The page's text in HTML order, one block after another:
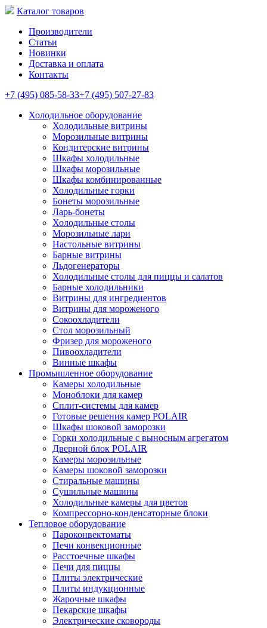
Каталог товаров
Производители
Статьи
Новинки
Доставка и оплата
Контакты
+7 (495) 085-58-33+7 (495) 507-27-83
Холодильное оборудование
Холодильные витрины
Морозильные витрины
Кондитерские витрины
Шкафы холодильные
Шкафы морозильные
Шкафы комбинированные
Холодильные горки
Бонеты морозильные
Ларь-бонеты
Холодильные столы
Морозильные лари
Настольные витрины
Барные витрины
Льдогенераторы
Холодильные столы для пиццы и салатов
Барные холодильники
Витрины для ингредиентов
Витрины для мороженого
Сокоохладители
Стол морозильный
Фризер для мороженого
Пивоохладители
Винные шкафы
Промышленное оборудование
Камеры холодильные
Моноблоки для камер
Сплит-системы для камер
Готовые решения камер POLAIR
Шкафы шоковой заморозки
Горки холодильные с выносным агрегатом
Дверной блок POLAIR
Камеры морозильные
Камеры шоковой заморозки
Стиральные машины
Сушильные машины
Холодильные камеры для цветов
Компрессорно-конденсаторные блоки
Тепловое оборудование
Пароконвектоматы
Печи конвекционные
Расстоечные шкафы
Печи для пиццы
Плиты электрические
Плиты индукционные
Жарочные шкафы
Пекарские шкафы
Электрические сковороды